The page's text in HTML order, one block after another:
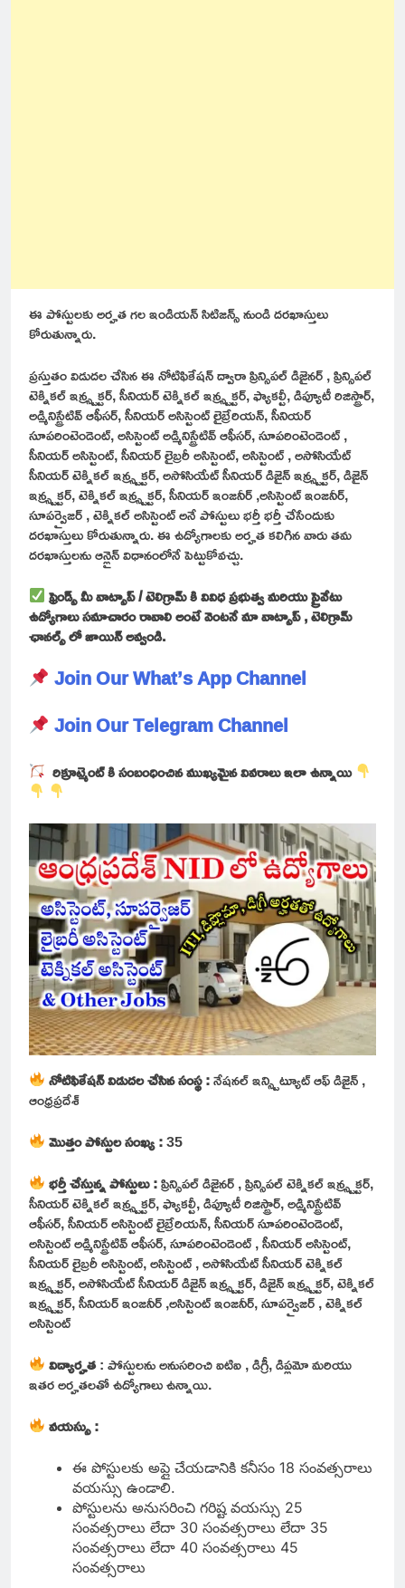
ఈ పోస్టులకు అర్హత గల ఇండియన్ సిటిజన్స్ నుండి దరఖాస్తులు
కోరుతున్నారు.
ప్రస్తుతం విడుదల చేసిన ఈ నోటిఫికేషన్ ద్వారా ప్రిన్సిపల్ డిజైనర్ , ప్రిన్సిపల్
టెక్నికల్ ఇన్స్ట్రక్టర్, సీనియర్ టెక్నికల్ ఇన్స్ట్రక్టర్, ఫ్యాకల్టీ, డిప్యూటీ రిజిస్ట్రార్,
అడ్మినిస్ట్రేటివ్ ఆఫీసర్, సీనియర్ అసిస్టెంట్ లైబ్రేరియన్, సీనియర్
సూపరింటెండెంట్, అసిస్టెంట్ అడ్మినిస్ట్రేటివ్ ఆఫీసర్, సూపరింటెండెంట్ ,
సీనియర్ అసిస్టెంట్, సీనియర్ లైబ్రరీ అసిస్టెంట్, అసిస్టెంట్ , అసోసియేట్
సీనియర్ టెక్నికల్ ఇన్స్ట్రక్టర్, అసోసియేట్ సీనియర్ డిజైన్ ఇన్స్ట్రక్టర్, డిజైన్
ఇన్స్ట్రక్టర్, టెక్నికల్ ఇన్స్ట్రక్టర్, సీనియర్ ఇంజనీర్ ,అసిస్టెంట్ ఇంజనీర్,
సూపర్వైజర్ , టెక్నికల్ అసిస్టెంట్ అనే పోస్టులు భర్తీ భర్తీ చేసేందుకు
దరఖాస్తులు కోరుతున్నారు. ఈ ఉద్యోగాలకు అర్హత కలిగిన వారు తమ
దరఖాస్తులను ఆన్లైన్ విధానంలోనే పెట్టుకోవచ్చు.
ఫ్రెండ్స్ మీ వాట్సాప్ / టెలిగ్రామ్ కి వివిధ ప్రభుత్వ మరియు ప్రైవేటు
ఉద్యోగాలు సమాచారం రావాలి అంటే వెంటనే మా వాట్సాప్ , టెలిగ్రామ్
ఛానల్స్ లో జాయిన్ అవ్వండి.
Join Our What’s App Channel
Join Our Telegram Channel
రిక్రూట్మెంట్ కి సంబంధించిన ముఖ్యమైన వివరాలు ఇలా ఉన్నాయి
నోటిఫికేషన్ విడుదల చేసిన సంస్థ :నేషనల్ ఇన్స్టిట్యూట్ ఆఫ్ డిజైన్ ,
ఆంధ్రప్రదేశ్
మొత్తం పోస్టుల సంఖ్య :35
భర్తీ చేస్తున్న పోస్టులు :ప్రిన్సిపల్ డిజైనర్ , ప్రిన్సిపల్ టెక్నికల్ ఇన్స్ట్రక్టర్,
సీనియర్ టెక్నికల్ ఇన్స్ట్రక్టర్, ఫ్యాకల్టీ, డిప్యూటీ రిజిస్ట్రార్, అడ్మినిస్ట్రేటివ్
ఆఫీసర్, సీనియర్ అసిస్టెంట్ లైబ్రేరియన్, సీనియర్ సూపరింటెండెంట్,
అసిస్టెంట్ అడ్మినిస్ట్రేటివ్ ఆఫీసర్, సూపరింటెండెంట్ , సీనియర్ అసిస్టెంట్,
సీనియర్ లైబ్రరీ అసిస్టెంట్, అసిస్టెంట్ , అసోసియేట్ సీనియర్ టెక్నికల్
ఇన్స్ట్రక్టర్, అసోసియేట్ సీనియర్ డిజైన్ ఇన్స్ట్రక్టర్, డిజైన్ ఇన్స్ట్రక్టర్, టెక్నికల్
ఇన్స్ట్రక్టర్, సీనియర్ ఇంజనీర్ ,అసిస్టెంట్ ఇంజనీర్, సూపర్వైజర్ , టెక్నికల్
అసిస్టెంట్
విద్యార్హత: పోస్టులను అనుసరించి ఐటిఐ , డిగ్రీ, డిప్లమో మరియు
ఇతర అర్హతలతో ఉద్యోగాలు ఉన్నాయి.
వయస్సు :
ఈ పోస్టులకు అప్లై చేయడానికి కనీసం 18 సంవత్సరాలు
వయస్సు ఉండాలి.
పోస్టులను అనుసరించి గరిష్ట వయస్సు 25
సంవత్సరాలు లేదా 30 సంవత్సరాలు లేదా 35
సంవత్సరాలు లేదా 40 సంవత్సరాలు 45
సంవత్సరాలు